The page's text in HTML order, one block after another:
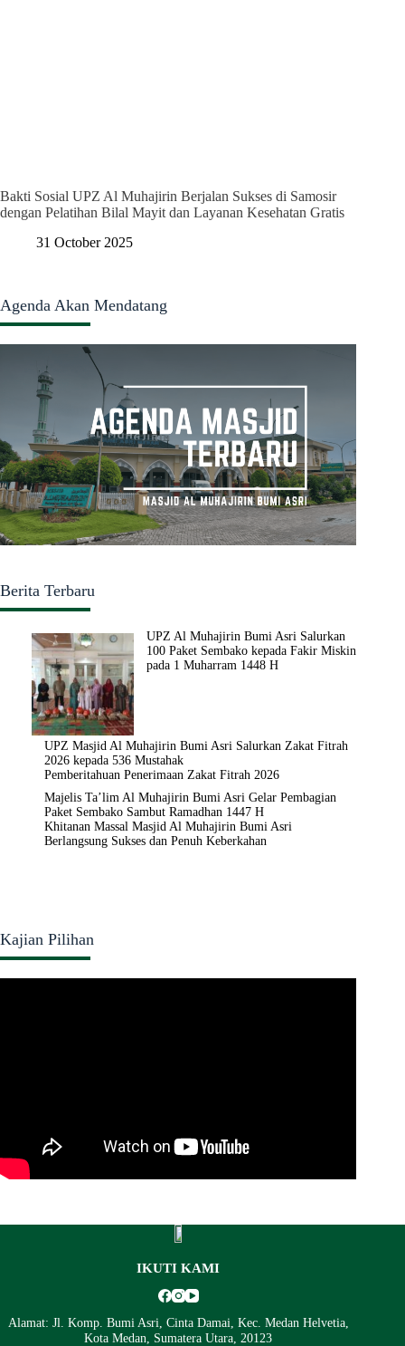
Bakti Sosial UPZ Al Muhajirin Berjalan Sukses di Samosir
dengan Pelatihan Bilal Mayit dan Layanan Kesehatan Gratis
31 October 2025
Agenda Akan Mendatang
Berita Terbaru
UPZ Al Muhajirin Bumi Asri Salurkan
100 Paket Sembako kepada Fakir Miskin
pada 1 Muharram 1448 H
UPZ Masjid Al Muhajirin Bumi Asri Salurkan Zakat Fitrah
2026 kepada 536 Mustahak
Pemberitahuan Penerimaan Zakat Fitrah 2026
Majelis Ta’lim Al Muhajirin Bumi Asri Gelar Pembagian
Paket Sembako Sambut Ramadhan 1447 H
Khitanan Massal Masjid Al Muhajirin Bumi Asri
Berlangsung Sukses dan Penuh Keberkahan
Kajian Pilihan
IKUTI KAMI
Alamat: Jl. Komp. Bumi Asri, Cinta Damai, Kec. Medan Helvetia,
Kota Medan, Sumatera Utara, 20123